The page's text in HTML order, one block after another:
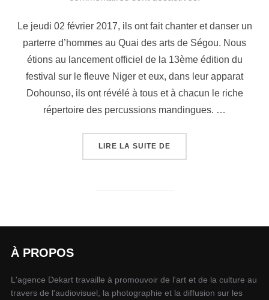
Le jeudi 02 février 2017, ils ont fait chanter et danser un
parterre d’hommes au Quai des arts de Ségou. Nous
étions au lancement officiel de la 13ème édition du
festival sur le fleuve Niger et eux, dans leur apparat
Dohounso, ils ont révélé à tous et à chacun le riche
répertoire des percussions mandingues. …
LIRE LA SUITE DE
À PROPOS
L'agence Dekart travaille à promouvoir de l'art et de la culture au
travers de l'audiovisuel, la photographie et la diffusion sur les